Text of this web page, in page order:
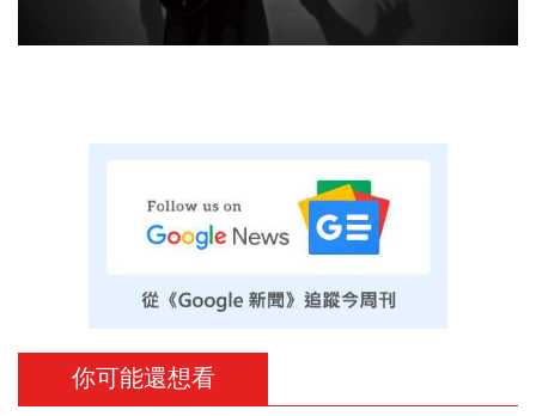
你可能還想看